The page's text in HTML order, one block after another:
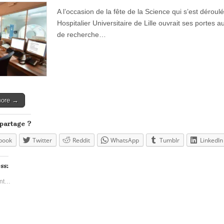
A l’occasion de la fête de la Science qui s’est
Hospitalier Universitaire de Lille ouvrait ses portes
de recherche…
→
?
Twitter Reddit WhatsApp Tumblr LinkedIn